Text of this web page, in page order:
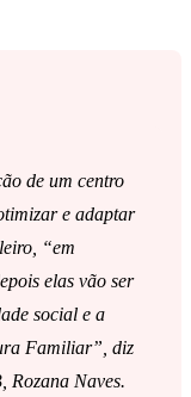
de um centro
e adaptar
“em
elas vão ser
social e a
Familiar”, diz
Rozana Naves.